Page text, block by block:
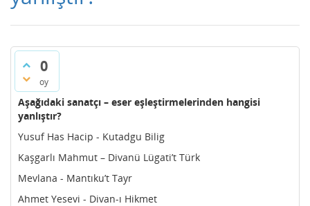
0
oy
Aşağıdaki sanatçı – eser eşleştirmelerinden hangisi
yanlıştır?
Yusuf Has Hacip - Kutadgu Bilig
Kaşgarlı Mahmut – Divanü Lügati’t Türk
Mevlana - Mantıku’t Tayr
Ahmet Yesevi - Divan-ı Hikmet